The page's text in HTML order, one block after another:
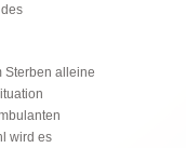
Sterben alleine
wird es